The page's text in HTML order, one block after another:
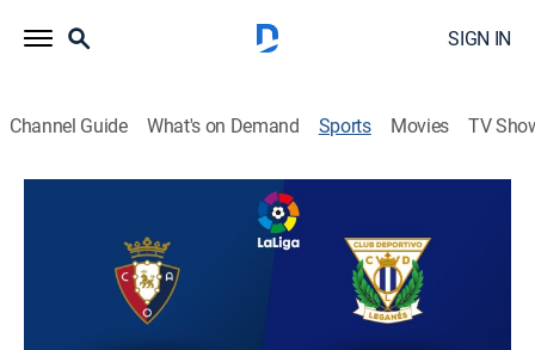
SIGN IN
Channel Guide What's on Demand Sports Movies TV
Fútbol LaLiga
CD Leganés vs. Osasuna (2025)
Soccer|2025